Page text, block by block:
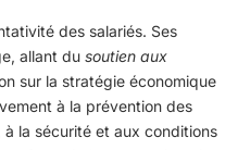
des salariés. Ses
allant du soutien aux
sur la stratégie économique
à la prévention des
à la sécurité et aux conditions